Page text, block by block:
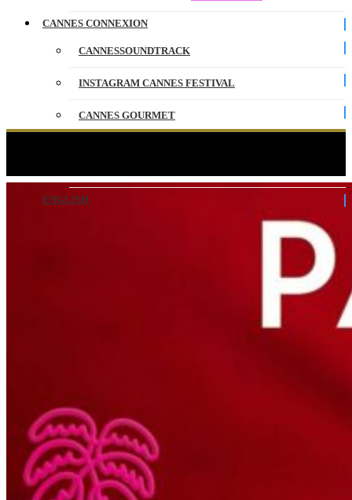
CANNES CONNEXION
CANNESSOUNDTRACK
INSTAGRAM CANNES FESTIVAL
CANNES GOURMET
ENGLISH